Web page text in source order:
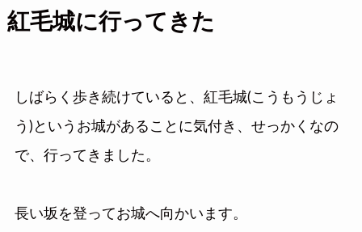
紅毛城に行ってきた
しばらく歩き続けていると、紅毛城(こうもうじょ
う)というお城があることに気付き、せっかくなの
で、行ってきました。
長い坂を登ってお城へ向かいます。